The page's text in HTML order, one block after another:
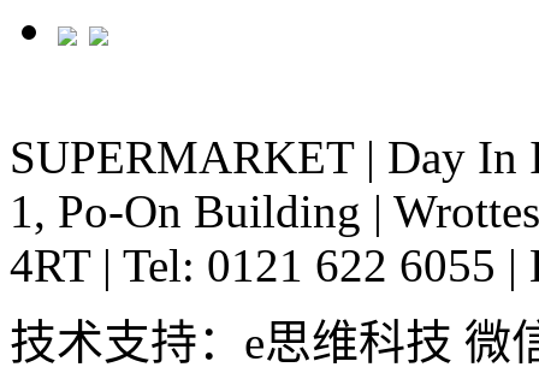
SUPERMARKET | Day In
1, Po-On Building |
4RT | Tel: 0121 622 6055 |
技术支持：e思维科技 微